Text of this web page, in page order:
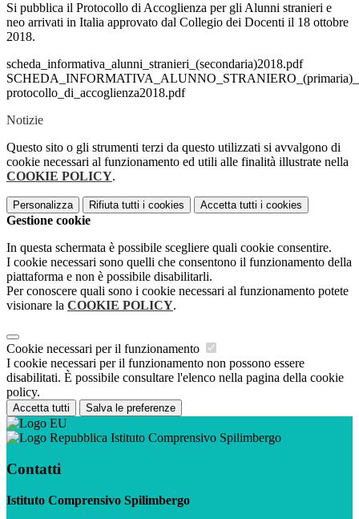
Si pubblica il Protocollo di Accoglienza per gli Alunni stranieri e
neo arrivati in Italia approvato dal Collegio dei Docenti il 18 ottobre
2018.
scheda_informativa_alunni_stranieri_(secondaria)2018.pdf
protocollo_di_accoglienza2018.pdf
Notizie
Questo sito o gli strumenti terzi da questo utilizzati si avvalgono di
cookie necessari al funzionamento ed utili alle finalità illustrate nella
COOKIE POLICY.
Personalizza Rifiuta tutti i cookies Accetta tutti i cookies
Gestione cookie
In questa schermata è possibile scegliere quali cookie consentire.
I cookie necessari sono quelli che consentono il funzionamento della
piattaforma e non è possibile disabilitarli.
Per conoscere quali sono i cookie necessari al funzionamento potete
visionare la COOKIE POLICY.
Cookie necessari per il funzionamento
I cookie necessari per il funzionamento non possono essere
disabilitati. È possibile consultare l'elenco nella pagina della cookie
policy.
Accetta tutti Salva le preferenze
Istituto Comprensivo Spilimbergo
Contatti
Istituto Comprensivo Spilimbergo